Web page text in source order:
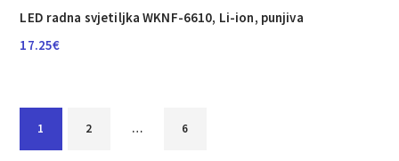
LED radna svjetiljka WKNF-6610, Li-ion, punjiva
17.25€
1 2 … 6